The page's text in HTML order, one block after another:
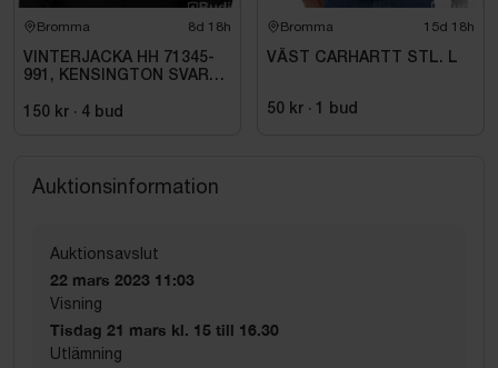
Bromma 8d 18h
VINTERJACKA HH 71345-
991, KENSINGTON SVART
150 kr · 4 bud
Bromma 15d 18h
VÄST CARHARTT STL. L
50 kr · 1 bud
Auktionsinformation
Auktionsavslut
22 mars 2023 11:03
Visning
Tisdag 21 mars kl. 15 till 16.30
Utlämning